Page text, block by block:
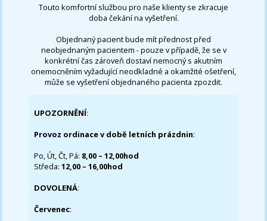
Touto komfortní službou pro naše klienty se zkracuje
doba čekání na vyšetření.
Objednaný pacient bude mít přednost před
neobjednaným pacientem - pouze v případě, že se v
konkrétní čas zároveň dostaví nemocný s akutním
onemocněním vyžadující neodkladné a okamžité ošetření,
může se vyšetření objednaného pacienta zpozdit.
UPOZORNĚNÍ:
Provoz ordinace v době letních prázdnin:
Po, Út, Čt, Pá: 8,00 – 12,00hod
Středa:12,00 – 16,00hod
DOVOLENÁ:
Červenec: